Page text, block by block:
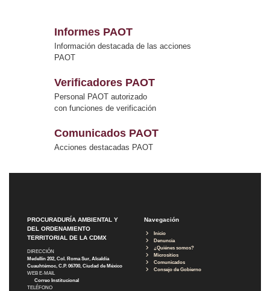
Informes PAOT
Información destacada de las acciones
PAOT
Verificadores PAOT
Personal PAOT autorizado
con funciones de verificación
Comunicados PAOT
Acciones destacadas PAOT
PROCURADURÍA AMBIENTAL Y
DEL ORDENAMIENTO
TERRITORIAL DE LA CDMX
DIRECCIÓN
Medellín 202, Col. Roma Sur, Alcaldía
Cuauhtémoc, C.P. 06700, Ciudad de México
WEB E-MAIL
Correo Institucional
TELÉFONO
Navegación
Inicio
Denuncia
¿Quiénes somos?
Micrositios
Comunicados
Consejo de Gobierno